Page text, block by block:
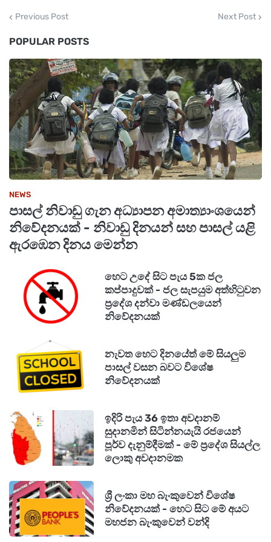
Previous Post Next Post
POPULAR POSTS
NEWS
පාසල් නිවාඩු ගැන අධ්‍යාපන අමාත්‍යාංශයෙන්
නිවේදනයක් - නිවාඩු දිනයන් සහ පාසල් යළි
ඇරඹෙන දිනය මෙන්න
හෙට උදේ සිට පැය 5ක ජල
කප්පාදුවක් - ජල සැපයුම අත්හිටුවන
ප්‍රදේශ දන්වා මණ්ඩලයෙන්
නිවේදනයක්
නැවත හෙට දිනයේත් මේ සියලුම
පාසල් වසන බවට විශේෂ
නිවේදනයක්
ඉදිරි පැය 36 ඉතා අවදානම්
සුදානමින් සිටින්නයැයි රජයෙන්
පූර්ව දැනුම්දීමක් - මේ ප්‍රදේශ සියල්ල
ලොකු අවදානමක
ශ්‍රී ලංකා මහ බැංකුවෙන් විශේෂ
නිවේදනයක් - හෙට සිට මේ අයට
මහජන බැංකුවෙන් වන්දි